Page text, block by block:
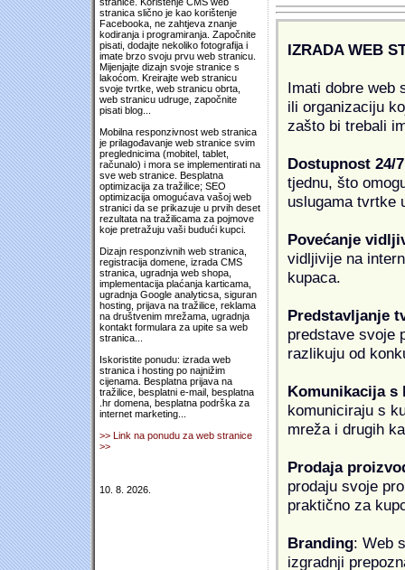
stranica slično je kao korištenje
Facebooka, ne zahtjeva znanje
kodiranja i programiranja. Započnite
pisati, dodajte nekoliko fotografija i
imate brzo svoju prvu web stranicu.
Mijenjajte dizajn svoje stranice s
lakoćom. Kreirajte web stranicu
svoje tvrtke, web stranicu obrta,
web stranicu udruge, započnite
pisati blog...
Mobilna responzivnost web stranica
je prilagođavanje web stranice svim
preglednicima (mobitel, tablet,
računalo) i mora se implementirati na
sve web stranice. Besplatna
optimizacija za tražilice; SEO
optimizacija omogućava vašoj web
stranici da se prikazuje u prvih deset
rezultata na tražilicama za pojmove
koje pretražuju vaši budući kupci.
Dizajn responzivnih web stranica,
registracija domene, izrada CMS
stranica, ugradnja web shopa,
implementacija plaćanja karticama,
ugradnja Google analyticsa, siguran
hosting, prijava na tražilice, reklama
na društvenim mrežama, ugradnja
kontakt formulara za upite sa web
stranica...
Iskoristite ponudu: izrada web
stranica i hosting po najnižim
cijenama. Besplatna prijava na
tražilice, besplatni e-mail, besplatna
.hr domena, besplatna podrška za
internet marketing...
>> Link na ponudu za web stranice
>>
10. 8. 2026.
IZRADA WEB
Imati dobre web
ili organizaciju
zašto bi trebali
Dostupnost 24/7
tjednu, što
uslugama tvrtke
Povećanje
vidljivije na
kupaca.
Predstavljanje
predstave svoje
razlikuju od
Komunikacija s
komuniciraju s
mreža i drugih
Prodaja
prodaju svoje
praktično za
Branding: Web
izgradnji